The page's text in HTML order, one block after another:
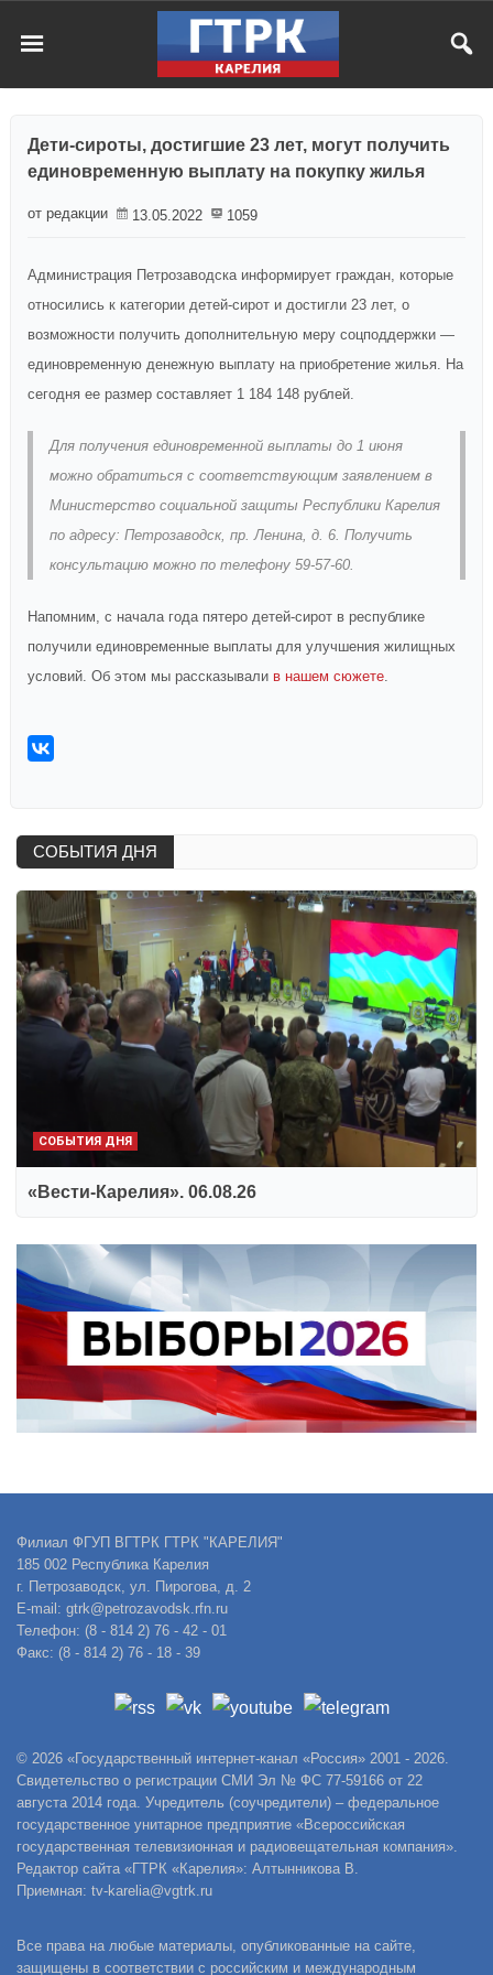
Дети-сироты, достигшие 23 лет, могут получить
единовременную выплату на покупку жилья
от редакции 13.05.2022 1059
Администрация Петрозаводска информирует граждан, которые
относились к категории детей-сирот и достигли 23 лет, о
возможности получить дополнительную меру соцподдержки —
единовременную денежную выплату на приобретение жилья. На
сегодня ее размер составляет 1 184 148 рублей.
Для получения единовременной выплаты до 1 июня
можно обратиться с соответствующим заявлением в
Министерство социальной защиты Республики Карелия
по адресу: Петрозаводск, пр. Ленина, д. 6. Получить
консультацию можно по телефону 59-57-60.
Напомним, с начала года пятеро детей-сирот в республике
получили единовременные выплаты для улучшения жилищных
условий. Об этом мы рассказывали в нашем сюжете.
СОБЫТИЯ ДНЯ
СОБЫТИЯ ДНЯ
«Вести-Карелия». 06.08.26
Филиал ФГУП ВГТРК ГТРК "КАРЕЛИЯ"
185 002 Республика Карелия
г. Петрозаводск, ул. Пирогова, д. 2
E-mail: gtrk@petrozavodsk.rfn.ru
Телефон: (8 - 814 2) 76 - 42 - 01
Факс: (8 - 814 2) 76 - 18 - 39
© 2026 «Государственный интернет-канал «Россия» 2001 - 2026.
Свидетельство о регистрации СМИ Эл № ФС 77-59166 от 22
августа 2014 года. Учредитель (соучредители) – федеральное
государственное унитарное предприятие «Всероссийская
государственная телевизионная и радиовещательная компания».
Редактор сайта «ГТРК «Карелия»: Алтынникова В.
Приемная: tv-karelia@vgtrk.ru
Все права на любые материалы, опубликованные на сайте,
защищены в соответствии с российским и международным